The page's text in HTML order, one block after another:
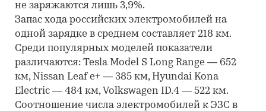
не заряжаются лишь 3,9%.
Запас хода российских электромобилей на
одной зарядке в среднем составляет 218 км.
Среди популярных моделей показатели
различаются: Tesla Model S Long Range — 652
км, Nissan Leaf e+ — 385 км, Hyundai Kona
Electric — 484 км, Volkswagen ID.4 — 522 км.
Соотношение числа электромобилей к ЭЗС в